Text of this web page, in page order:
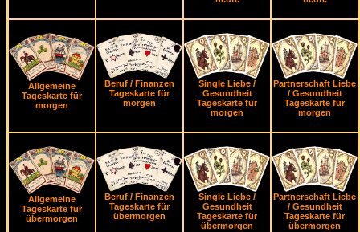
Allgemeine
Tageskarte für
morgen
Beruf / Finanzen
Tageskarte für
morgen
Single Liebe /
Gesundheit
Tageskarte für
morgen
Partnerschaft Liebe
/ Gesundheit
Tageskarte für
morgen
Allgemeine
Tageskarte für
übermorgen
Beruf / Finanzen
Tageskarte für
übermorgen
Single Liebe /
Gesundheit
Tageskarte für
übermorgen
Partnerschaft Liebe
/ Gesundheit
Tageskarte für
übermorgen